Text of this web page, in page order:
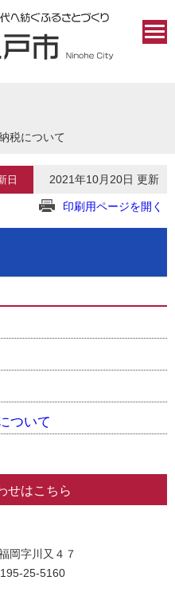
税について
日 2021年10月20日 更新
印刷用ページを開く
ついて
せはこちら
岡字川又４７
25-5160